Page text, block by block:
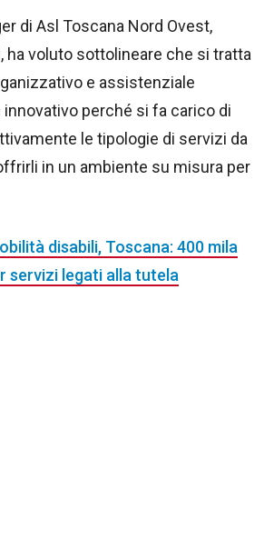
di Asl Toscana Nord Ovest,
, ha voluto sottolineare che si tratta
e assistenziale
perché si fa carico di
le tipologie di servizi da
in un ambiente su misura per
disabili, Toscana: 400 mila
servizi legati alla tutela